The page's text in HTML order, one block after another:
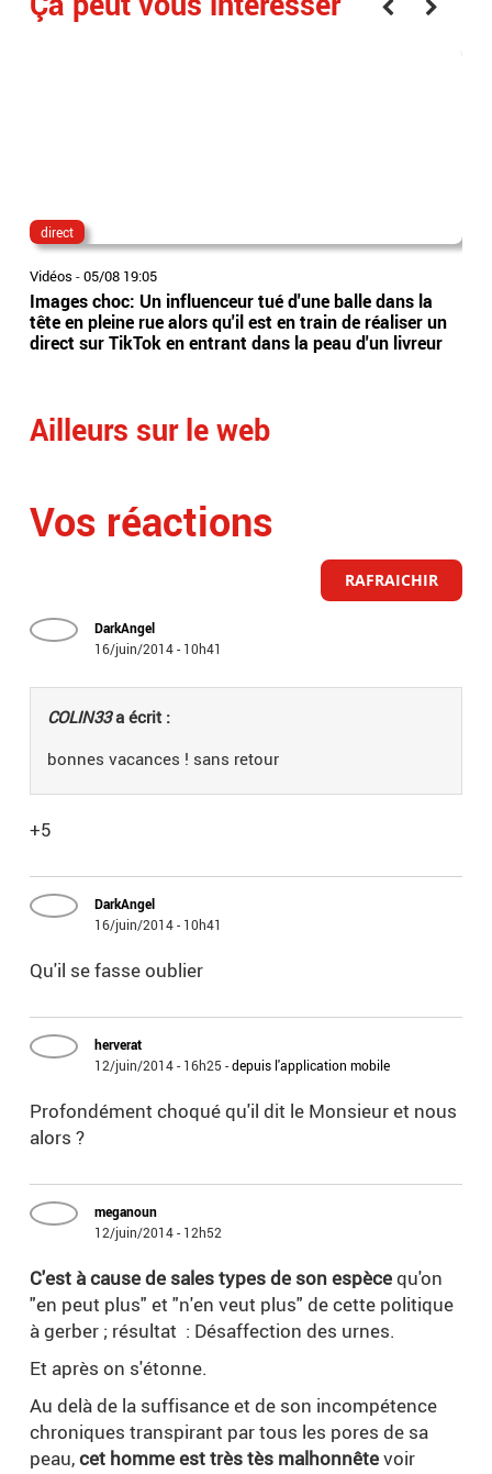
direct
Vidéos -05/08 19:05
Images choc: Un influenceur tué d'une balle dans la
tête en pleine rue alors qu'il est en train de réaliser un
direct sur TikTok en entrant dans la peau d'un livreur
Ailleurs sur le web
Vos réactions
RAFRAICHIR
DarkAngel
16/juin/2014 - 10h41
COLIN33a écrit :
bonnes vacances ! sans retour
+5
DarkAngel
16/juin/2014 - 10h41
Qu'il se fasse oublier
herverat
12/juin/2014 - 16h25 -depuis l'application mobile
Profondément choqué qu'il dit le Monsieur et nous
alors ?
meganoun
12/juin/2014 - 12h52
C'est à cause de sales types de son espècequ'on
"en peut plus" et "n'en veut plus" de cette politique
à gerber ; résultat : Désaffection des urnes.
Et après on s'étonne.
Au delà de la suffisance et de son incompétence
chroniques transpirant par tous les pores de sa
peau,cet homme est très tès malhonnêtevoir